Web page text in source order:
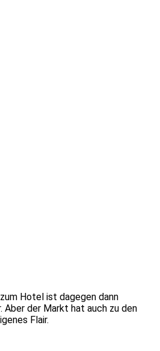
Hotel ist dagegen dann
der Markt hat auch zu den
Flair.